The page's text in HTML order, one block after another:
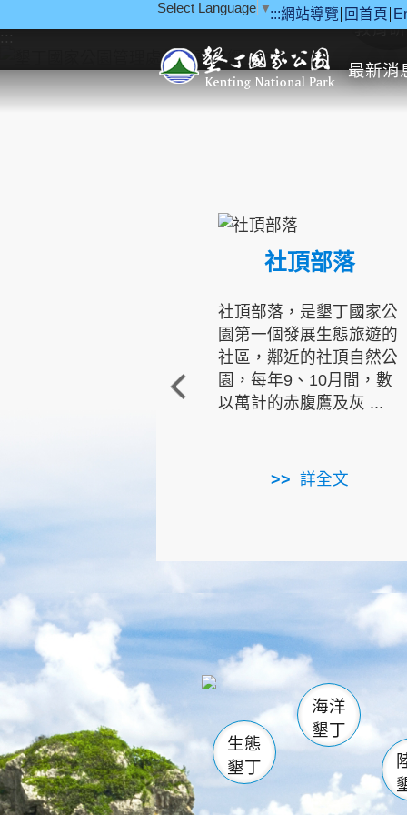
:::網站導覽 回首頁
Select Language ▼
最新消
::: 教育
社頂部落
社頂部落，是墾丁國家公
園第一個發展生態旅遊的
社區，鄰近的社頂自然公
園，每年9、10月間，數
以萬計的赤腹鷹及灰 ...
詳全文
龜山 海生館
恆春
龍鑾潭自
瓊麻館
關山
白砂
生態
墾丁
海洋
墾丁